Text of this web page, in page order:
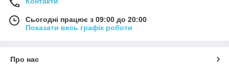
Сьогодні працює з 09:00 до 20:00
Показати весь графік роботи
Про нас